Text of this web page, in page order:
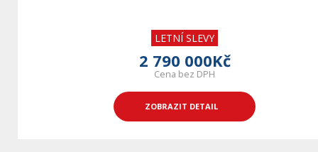
LETNÍ SLEVY
2 790 000Kč
Cena bez DPH
ZOBRAZIT DETAIL